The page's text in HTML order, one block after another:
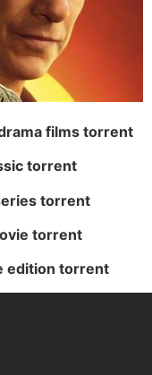
films torrent
torrent
torrent
torrent
edition torrent